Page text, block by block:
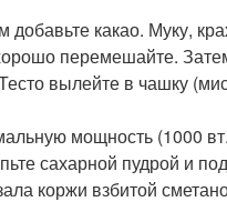
какао. Муку,
перемешайте.
вылейте в чашку
мощность (1000
сахарной пудрой и
коржи взбитой